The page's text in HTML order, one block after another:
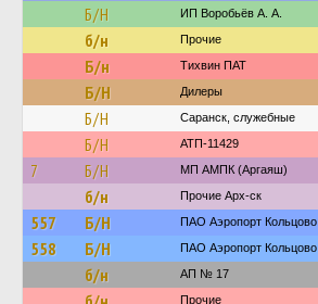
Б/Н ИП Воробьёв А. А.
б/н Прочие
Б/н Тихвин ПАТ
Б/Н Дилеры
Б/Н Саранск, служебные
Б/Н АТП-11429
7 Б/Н МП АМПК (Аргаяш)
б/н Прочие Арх-ск
557 Б/Н ПАО Аэропорт Кольцово
558 Б/Н ПАО Аэропорт Кольцово
б/н АП № 17
Прочие